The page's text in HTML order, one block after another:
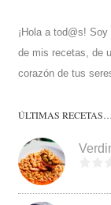
¡Hola a tod@s!
de mis recetas, de
corazón de tus
ÚLTIMAS RECETAS…